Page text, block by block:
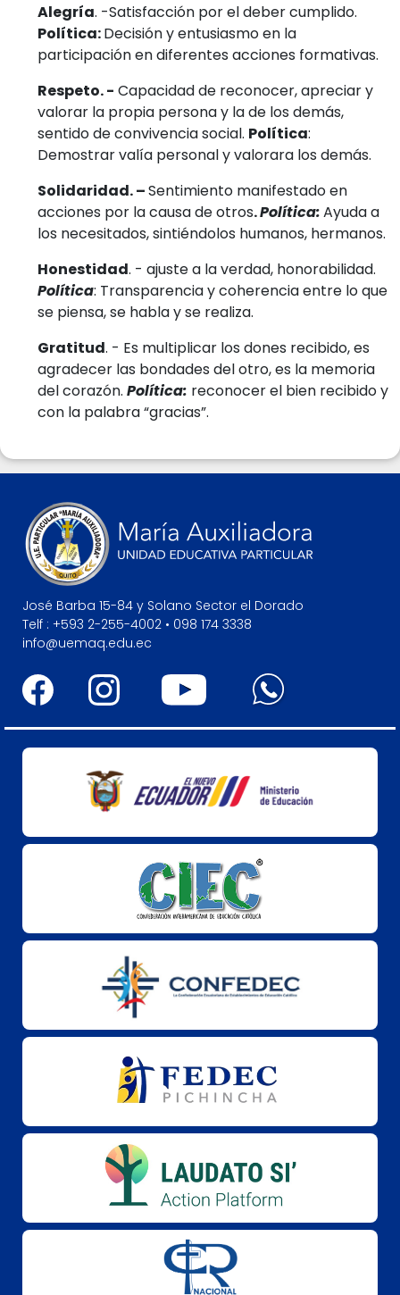
Alegría. -Satisfacción por el deber cumplido.
Política:Decisión y entusiasmo en la
participación en diferentes acciones formativas.
Respeto. - Capacidad de reconocer, apreciar y
valorar la propia persona y la de los demás,
sentido de convivencia social. Política:
Demostrar valía personal y valorara los demás.
Solidaridad. –Sentimiento manifestado en
acciones por la causa de otros.Política:Ayuda a
los necesitados, sintiéndolos humanos, hermanos.
Honestidad. - ajuste a la verdad, honorabilidad.
Política: Transparencia y coherencia entre lo que
se piensa, se habla y se realiza.
Gratitud. - Es multiplicar los dones recibido, es
agradecer las bondades del otro, es la memoria
del corazón. Política: reconocer el bien recibido y
con la palabra “gracias”.
José Barba 15-84 y Solano Sector el Dorado
Telf : +593 2-255-4002 • 098 174 3338
info@uemaq.edu.ec